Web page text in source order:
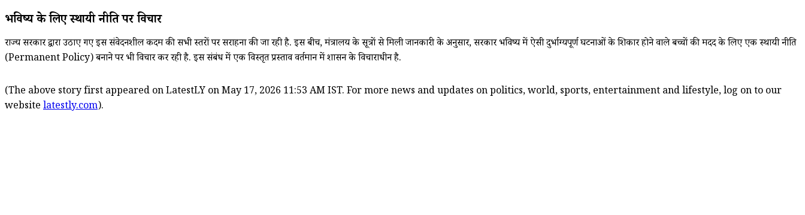
भविष्य के लिए स्थायी नीति पर विचार
राज्य सरकार द्वारा उठाए गए इस संवेदनशील कदम की सभी स्तरों पर सराहना की जा रही है. इस बीच, मंत्रालय के सूत्रों से मिली जानकारी के अनुसार, सरकार भविष्य में ऐसी दुर्भाग्यपूर्ण घटनाओं के शिकार होने वाले बच्चों की मदद के लिए एक स्थायी नीति
(Permanent Policy) बनाने पर भी विचार कर रही है. इस संबंध में एक विस्तृत प्रस्ताव वर्तमान में शासन के विचाराधीन है.
(The above story first appeared on LatestLY on May 17, 2026 11:53 AM IST. For more news and updates on politics, world, sports, entertainment and lifestyle, log on to our
website latestly.com).